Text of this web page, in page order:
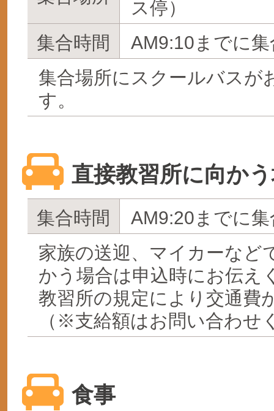
ス停）
集合時間
AM9:10までに集
集合場所にスクールバスが
す。
直接教習所に向か
集合時間
AM9:20までに集
家族の送迎、マイカーなど
かう場合は申込時にお伝え
教習所の規定により交通費
（※支給額はお問い合わせ
食事